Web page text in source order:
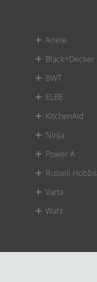
Ariete
Black+Decker
BWT
ELBE
KitchenAid
Ninja
Power A
Russell Hobbs
Varta
Wahl